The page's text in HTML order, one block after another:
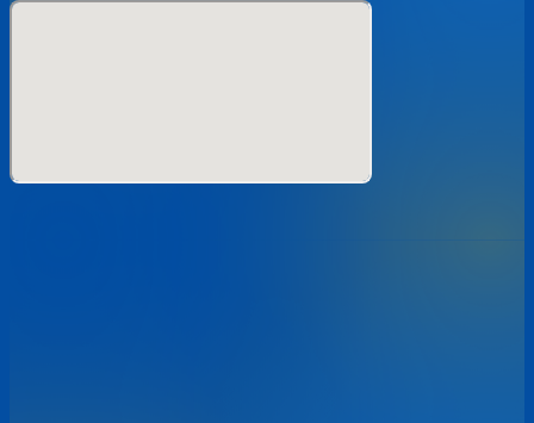
発送ご希望の方はSTORESにて!!
す。
・ライブ中の撮影、録音、録画は禁止致します。